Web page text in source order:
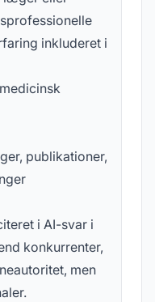
inkluderet i
publikationer,
i AI-svar i
konkurrenter,
men